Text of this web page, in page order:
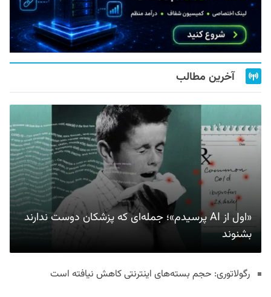
آخرین مطالب
«اول از AI پرسیدم»؛ جمله‌ای که پزشکان دوست ندارند
بشنوند
رگولاتوری: حجم بسته‌های اینترنتی کاهش نیافته است